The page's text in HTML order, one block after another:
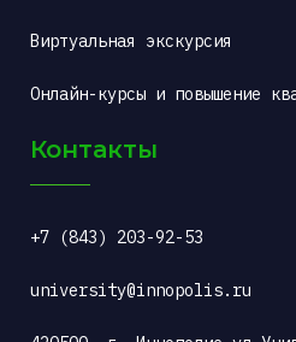
Виртуальная экскурсия
Онлайн-курсы и повышение
Контакты
+7 (843) 203-92-53
university@innopolis.ru